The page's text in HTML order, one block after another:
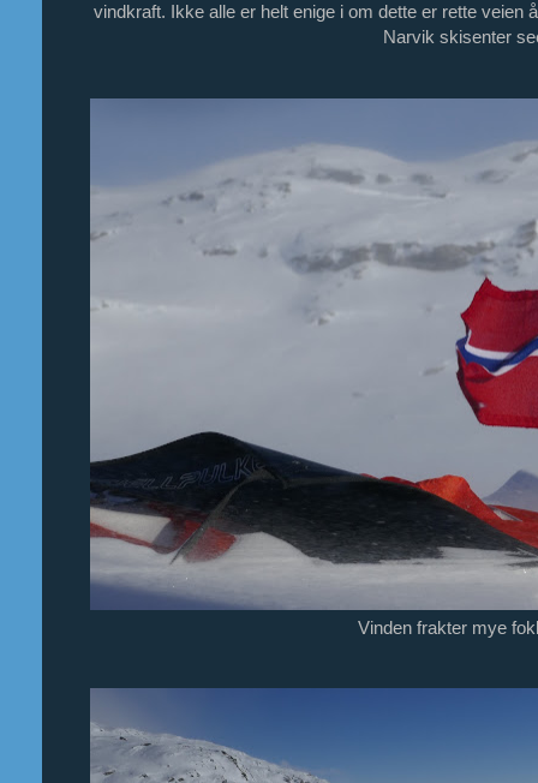
vindkraft. Ikke alle er helt enige i om dette er rette veien
Narvik skisenter
Vinden frakter mye